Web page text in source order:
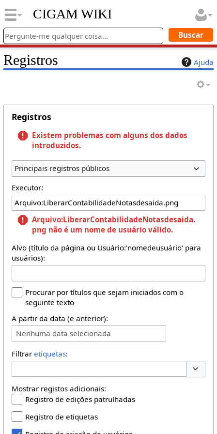
CIGAM WIKI
Ajuda
Registros
Registros
Existem problemas com alguns dos dados
introduzidos.
Principais registros públicos
Executor:
Arquivo:LiberarContabilidadeNotasdesaida.
png não é um nome de usuário válido.
Alvo (título da página ou Usuário:'nomedeusuário' para
usuários):
Procurar por títulos que sejam iniciados com o
seguinte texto
A partir da data (e anterior):
Nenhuma data selecionada
Filtrar etiquetas:
Mostrar registos adicionais:
Registro de edições patrulhadas
Registro de etiquetas